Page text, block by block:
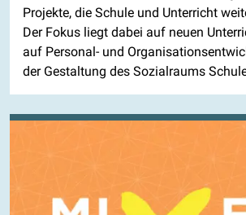
Projekte, die Schule und Unterricht
Der Fokus liegt dabei auf neuen
auf Personal- und
der Gestaltung des Sozialraums